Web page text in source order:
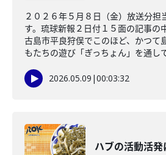
２０２６年５月８日（金）放送分担
す。琉球新報２日付１５面の記事の
古島市平良狩俣でこのほど、かつて
もたちの遊び「ぎっちょん」を通し
2026.05.09 |00:03:32
ハブの活動活